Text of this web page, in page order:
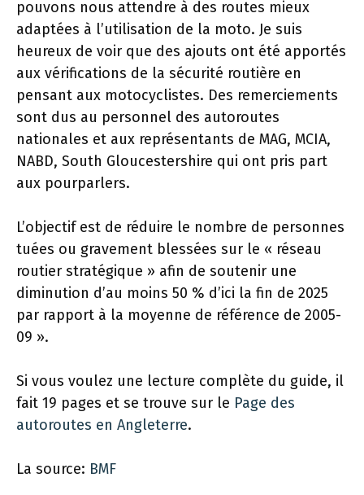
pouvons nous attendre à des routes mieux
adaptées à l’utilisation de la moto. Je suis
heureux de voir que des ajouts ont été apportés
aux vérifications de la sécurité routière en
pensant aux motocyclistes. Des remerciements
sont dus au personnel des autoroutes
nationales et aux représentants de MAG, MCIA,
NABD, South Gloucestershire qui ont pris part
aux pourparlers.
L’objectif est de réduire le nombre de personnes
tuées ou gravement blessées sur le « réseau
routier stratégique » afin de soutenir une
diminution d’au moins 50 % d’ici la fin de 2025
par rapport à la moyenne de référence de 2005-
09 ».
Si vous voulez une lecture complète du guide, il
fait 19 pages et se trouve sur le Page des
autoroutes en Angleterre.
La source: BMF